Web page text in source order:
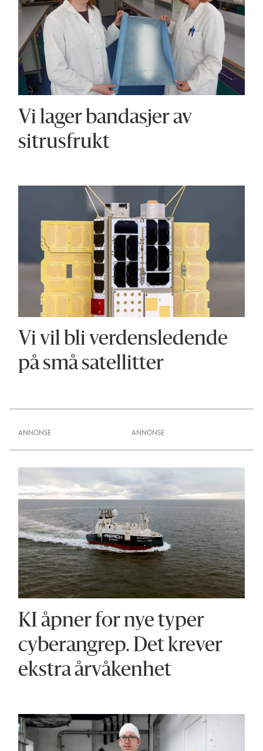
Vi lager bandasjer av
sitrusfrukt
Vi vil bli verdens­ledende
på små satellitter
ANNONSE
KI åpner for nye typer
cyberangrep. Det krever
ekstra årvåkenhet